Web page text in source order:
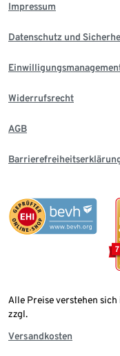
Impressum
Datenschutz und
Widerrufsrecht
AGB
Alle Preise verstehen
zzgl.
Versandkosten